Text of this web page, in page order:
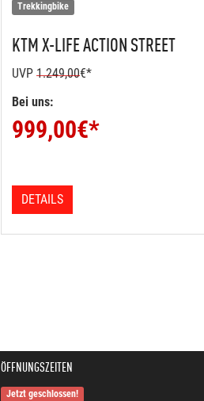
Trekkingbike
KTMX-LIFE ACTION STREET
UVP 1.249,00€*
Bei uns:
999,00€*
DETAILS
ÖFFNUNGSZEITEN
Jetzt geschlossen!